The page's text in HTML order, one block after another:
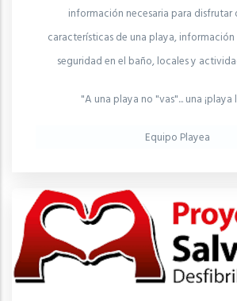
información necesaria para disfrutar
características de una playa,
seguridad en el baño, locales y
"A una playa no "vas"... una ¡playa
Equipo Playea